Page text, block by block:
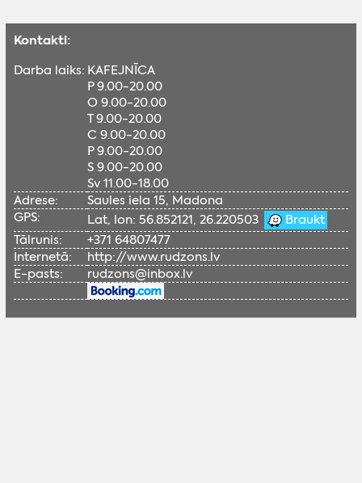
Kontakti:
Darba laiks: KAFEJNĪCA
P 9.00-20.00
O 9.00-20.00
T 9.00-20.00
C 9.00-20.00
P 9.00-20.00
S 9.00-20.00
Sv 11.00-18.00
Adrese:
Saules iela 15, Madona
GPS:
Lat, lon: 56.852121, 26.220503
Braukt
Tālrunis:
+371 64807477
Internetā:
http://www.rudzons.lv
E-pasts:
rudzons@inbox.lv